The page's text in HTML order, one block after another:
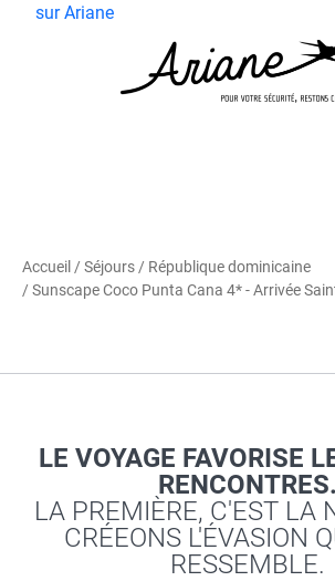
sur Ariane
Accueil /Séjours / République dominicaine
/ Sunscape Coco Punta Cana 4* - Arrivée
LE VOYAGE FAVORISE
RENCONTRES.
LA PREMIÈRE, C'EST LA
CRÉEONS L'ÉVASION
RESSEMBLE.